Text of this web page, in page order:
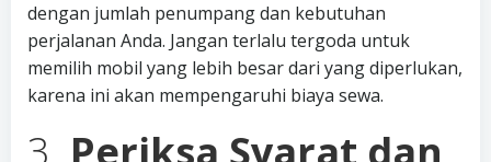
dengan jumlah penumpang dan kebutuhan
perjalanan Anda. Jangan terlalu tergoda untuk
memilih mobil yang lebih besar dari yang diperlukan,
karena ini akan mempengaruhi biaya sewa.